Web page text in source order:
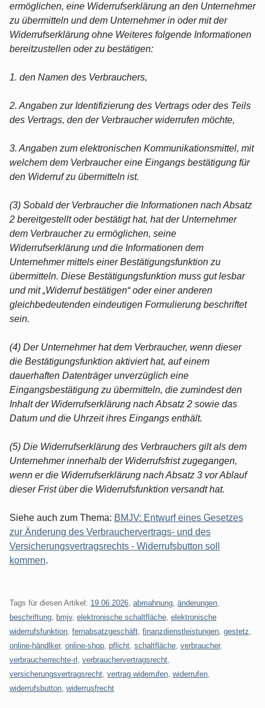
ermöglichen, eine Widerrufserklärung an den Unternehmer
zu übermitteln und dem Unternehmer in oder mit der
Widerrufserklärung ohne Weiteres folgende Informationen
bereitzustellen oder zu bestätigen:
1. den Namen des Verbrauchers,
2. Angaben zur Identifizierung des Vertrags oder des Teils
des Vertrags, den der Verbraucher widerrufen möchte,
3. Angaben zum elektronischen Kommunikationsmittel, mit
welchem dem Verbraucher eine Eingangs bestätigung für
den Widerruf zu übermitteln ist.
(3) Sobald der Verbraucher die Informationen nach Absatz
2 bereitgestellt oder bestätigt hat, hat der Unternehmer
dem Verbraucher zu ermöglichen, seine
Widerrufserklärung und die Informationen dem
Unternehmer mittels einer Bestätigungsfunktion zu
übermitteln. Diese Bestätigungsfunktion muss gut lesbar
und mit „Widerruf bestätigen“ oder einer anderen
gleichbedeutenden eindeutigen Formulierung beschriftet
sein.
(4) Der Unternehmer hat dem Verbraucher, wenn dieser
die Bestätigungsfunktion aktiviert hat, auf einem
dauerhaften Datenträger unverzüglich eine
Eingangsbestätigung zu übermitteln, die zumindest den
Inhalt der Widerrufserklärung nach Absatz 2 sowie das
Datum und die Uhrzeit ihres Eingangs enthält.
(5) Die Widerrufserklärung des Verbrauchers gilt als dem
Unternehmer innerhalb der Widerrufsfrist zugegangen,
wenn er die Widerrufserklärung nach Absatz 3 vor Ablauf
dieser Frist über die Widerrufsfunktion versandt hat.
Siehe auch zum Thema: BMJV: Entwurf eines Gesetzes
zur Änderung des Verbrauchervertrags- und des
Versicherungsvertragsrechts - Widerrufsbutton soll
kommen.
Tags für diesen Artikel: 19.06.2026 abmahnung änderungen
beschriftung
bmjv, elektronische schaltfläche elektronische
widerrufsfunktion fernabsatzgeschäft finanzdienstleistungen gestetz
online-händlker, online-shop pflicht schaltfläche verbraucher,
verbraucherrechte-rl
verbrauchervertragsrecht
versicherungsvertragsrecht vertrag widerrufen widerrufen
widerrufsbutton widerrusfrecht